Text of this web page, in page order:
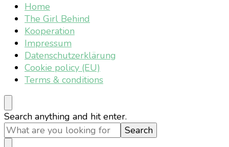
Home
The Girl Behind
Kooperation
Impressum
Datenschutzerklärung
Cookie policy (EU)
Terms & conditions
Looking
for
Something?
Search anything and hit enter.